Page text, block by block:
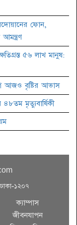
ফোন,
৫৬ লাখ মানুষ:
আজও বৃষ্টির আভাস
মৃত্যুবার্ষিকী
আলোচনায় তাপস
কার্নিভালে সাইবার
১৪২৫
অনুষ্ঠিত
১২০৭
ক্যাম্পাস
জীবনযাপন